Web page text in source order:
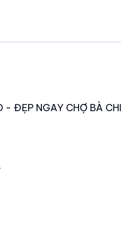
ĐẸP NGAY CHỢ BÀ